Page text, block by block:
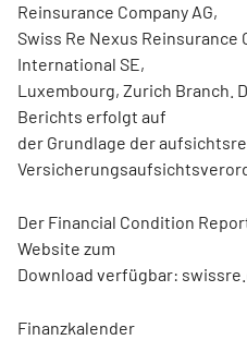
Reinsurance Company AG,
Swiss Re Nexus Reinsurance
International SE,
Luxembourg, Zurich Branch.
Berichts erfolgt auf
der Grundlage der
Der Financial Condition
Website zum
Download verfügbar:
Finanzkalender